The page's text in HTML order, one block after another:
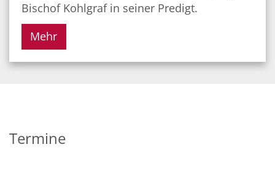
Bischof Kohlgraf in seiner Predigt.
Mehr
Termine